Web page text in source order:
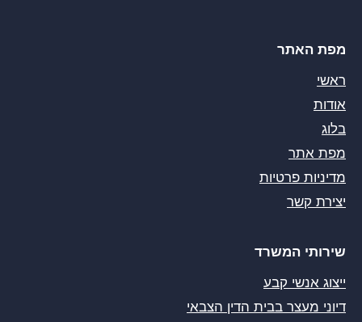
מפת האתר
ראשי
אודות
בלוג
מפת אתר
מדיניות פרטיות
יצירת קשר
שירותי המשרד
ייצוג אנשי קבע
דיוני מעצר בבית הדין הצבאי